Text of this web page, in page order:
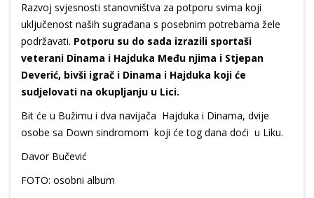
Razvoj svjesnosti stanovništva za potporu svima koji
uključenost naših sugrađana s posebnim potrebama žele
podržavati. Potporu su do sada izrazili sportaši
veterani Dinama i Hajduka Među njima i Stjepan
Deverić, bivši igrač i Dinama i Hajduka koji će
sudjelovati na okupljanju u Lici.
Bit će u Bužimu i dva navijača Hajduka i Dinama, dvije
osobe sa Down sindromom koji će tog dana doći u Liku.
Davor Bučević
FOTO: osobni album